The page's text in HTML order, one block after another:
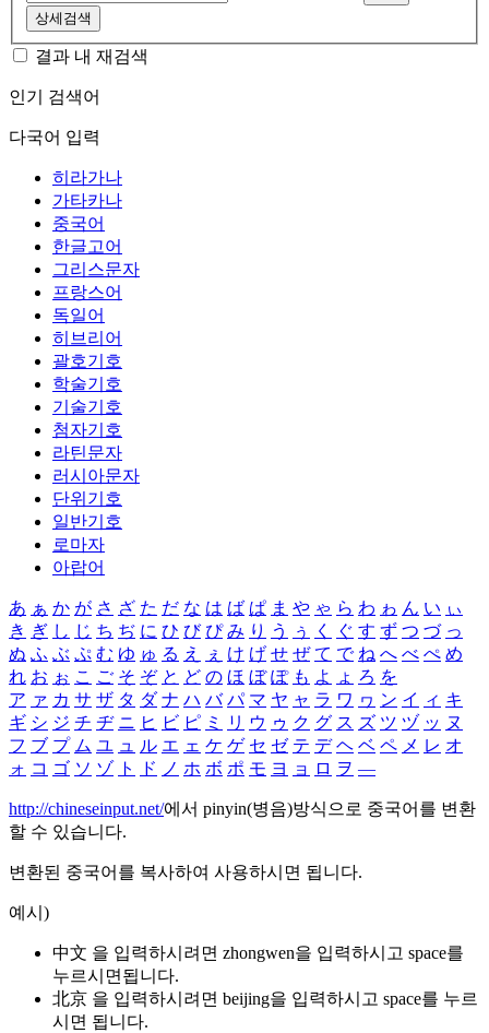
상세검색
결과 내 재검색
인기 검색어
다국어 입력
히라가나
가타카나
중국어
한글고어
그리스문자
프랑스어
독일어
히브리어
괄호기호
학술기호
기술기호
첨자기호
라틴문자
러시아문자
단위기호
일반기호
로마자
아랍어
あ ぁ か が さ ざ た だ な は ば ぱ ま や ゃ ら わ ゎ ん い ぃ
き ぎ し じ ち ぢ に ひ び ぴ み り う ぅ く ぐ す ず つ づ っ
ぬ ふ ぶ ぷ む ゆ ゅ る え ぇ け げ せ ぜ て で ね へ べ ぺ め
れ お ぉ こ ご そ ぞ と ど の ほ ぼ ぽ も よ ょ ろ を
ア ァ カ サ ザ タ ダ ナ ハ バ パ マ ヤ ャ ラ ワ ヮ ン イ ィ キ
ギ シ ジ チ ヂ ニ ヒ ビ ピ ミ リ ウ ゥ ク グ ス ズ ツ ヅ ッ ヌ
フ ブ プ ム ユ ュ ル エ ェ ケ ゲ セ ゼ テ デ ヘ ベ ペ メ レ オ
ォ コ ゴ ソ ゾ ト ド ノ ホ ボ ポ モ ヨ ョ ロ ヲ ―
http://chineseinput.net/에서 pinyin(병음)방식으로 중국어를 변환
할 수 있습니다.
변환된 중국어를 복사하여 사용하시면 됩니다.
예시)
中文 을 입력하시려면 zhongwen을 입력하시고 space를
누르시면됩니다.
北京 을 입력하시려면 beijing을 입력하시고 space를 누르
시면 됩니다.